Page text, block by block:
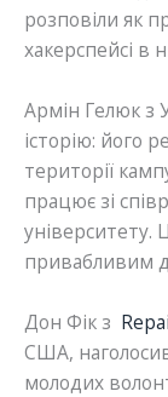
розповіли як
хакерспейсі в
Армін Гелюк з
історію: його
території
працює зі
університету.
привабливим
Дон Фік з
США,
молодих